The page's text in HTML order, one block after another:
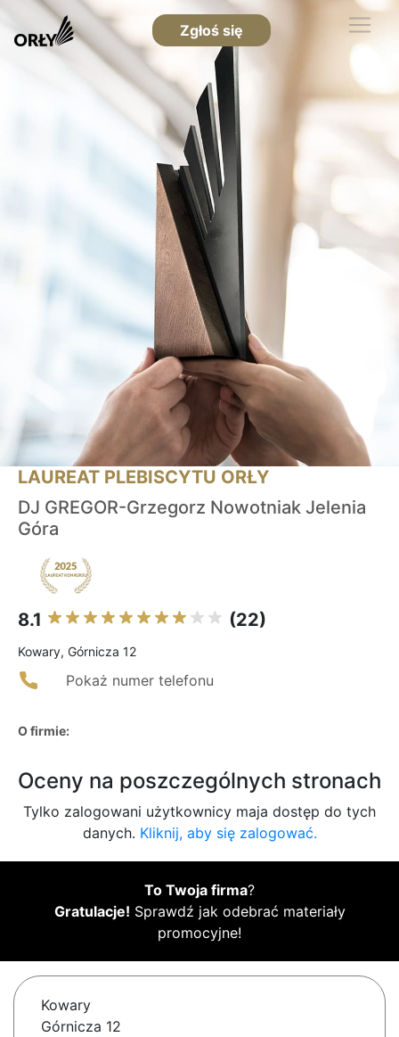
Zgłoś się
LAUREAT PLEBISCYTU ORŁY
DJ GREGOR-Grzegorz Nowotniak Jelenia
Góra
8.1 (22)
Kowary, Górnicza 12
Pokaż numer telefonu
O firmie:
Oceny na poszczególnych stronach
Tylko zalogowani użytkownicy maja dostęp do tych
danych. Kliknij, aby się zalogować.
To Twoja firma?
Gratulacje! Sprawdź jak odebrać materiały
promocyjne!
Kowary
Górnicza 12